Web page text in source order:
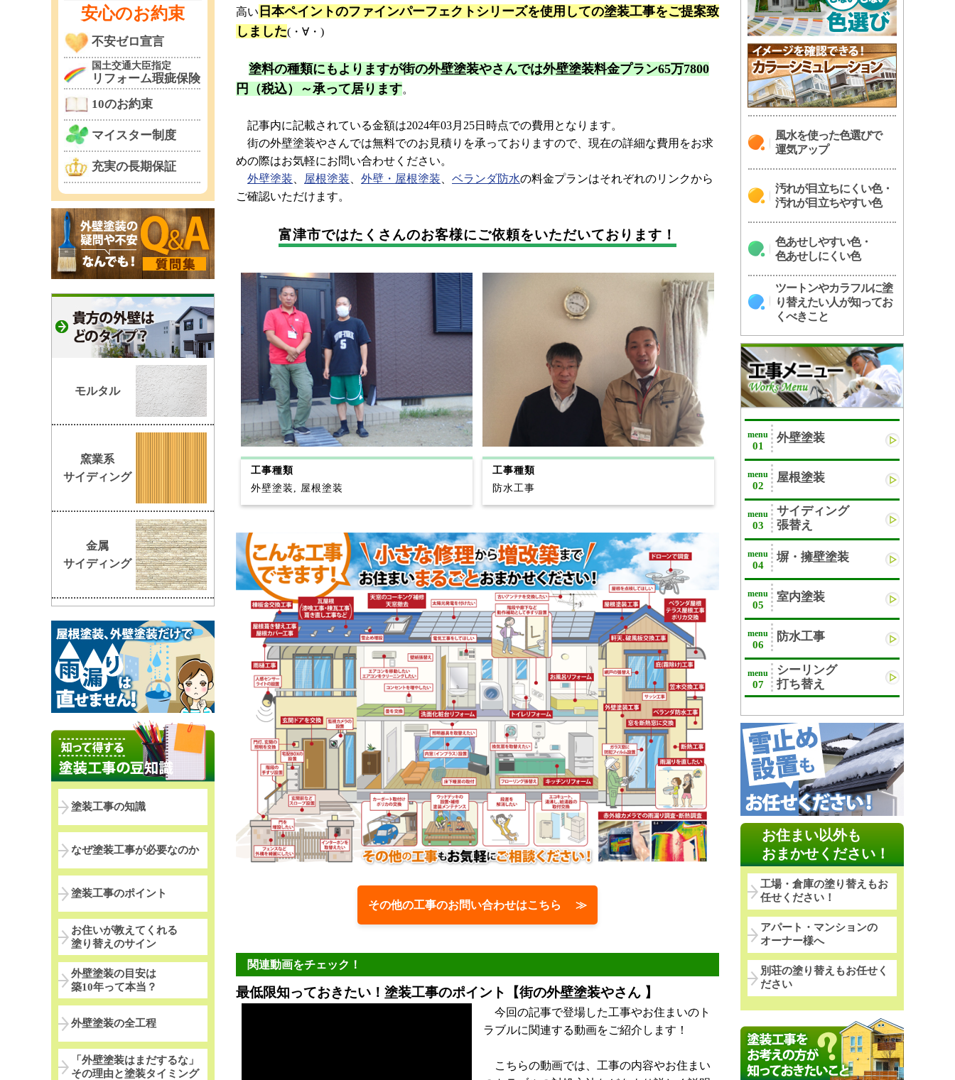
高い 日本ペイントのファインパーフェクトシリーズを使用しての塗装工事をご提案致
しました(・∀・)
塗料の種類にもよりますが街の外壁塗装やさんでは外壁塗装料金プラン65万7800
円（税込）～承って居ります。
記事内に記載されている金額は2024年03月25日時点での費用となります。
街の外壁塗装やさんでは無料でのお見積りを承っておりますので、現在の詳細な費用をお求
めの際はお気軽にお問い合わせください。
外壁塗装、 屋根塗装、 外壁・屋根塗装、 ベランダ防水の料金プランはそれぞれのリンクから
ご確認いただけます。
富津市ではたくさんのお客様にご依頼をいただいております！
工事種類
外壁塗装, 屋根塗装
工事種類
防水工事
その他の工事のお問い合わせはこちら ≫
関連動画をチェック！
最低限知っておきたい！塗装工事のポイント【街の外壁塗装やさん 】
今回の記事で登場した工事やお住まいのト
ラブルに関連する動画をご紹介します！
こちらの動画では、工事の内容やお住まい
風水を使った色選びで
運気アップ
汚れが目立ちにくい色・
汚れが目立ちやすい色
色あせしやすい色・
色あせしにくい色
ツートンやカラフルに塗
り替えたい人が知ってお
くべきこと
menu
01
外壁塗装
menu
02
屋根塗装
menu
03
サイディング
張替え
menu
04
塀・擁壁塗装
menu
05
室内塗装
menu
06
防水工事
menu
07
シーリング
打ち替え
お住まい以外も
おまかせください！
工場・倉庫の塗り替えもお
任せください！
アパート・マンションの
オーナー様へ
別荘の塗り替えもお任せく
ださい
安心のお約束
不安ゼロ宣言
国土交通大臣指定
リフォーム瑕疵保険
10のお約束
マイスター制度
充実の長期保証
モルタル
窯業系
サイディング
金属
サイディング
塗装工事の知識
なぜ塗装工事が必要なのか
塗装工事のポイント
お住いが教えてくれる
塗り替えのサイン
外壁塗装の目安は
築10年って本当？
外壁塗装の全工程
「外壁塗装はまだするな」
その理由と塗装タイミング